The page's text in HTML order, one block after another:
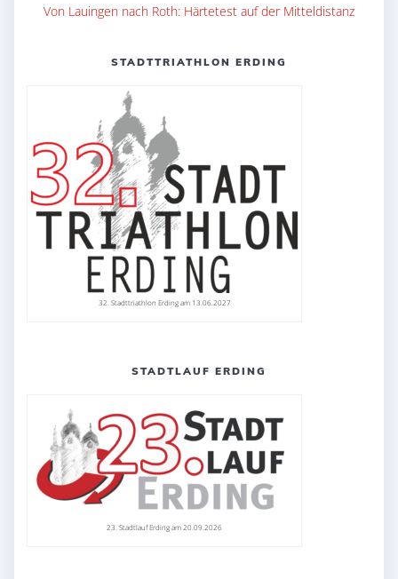
Von Lauingen nach Roth: Härtetest auf der Mitteldistanz
STADTTRIATHLON ERDING
32. Stadttriathlon Erding am 13.06.2027
STADTLAUF ERDING
23. Stadtlauf Erding am 20.09.2026